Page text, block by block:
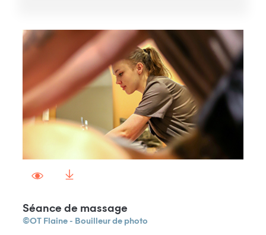
Séance de massage
©OT Flaine - Bouilleur de photo